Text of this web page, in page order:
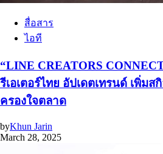
สื่อสาร
ไอที
“LINE CREATORS
รีเอเตอร์ไทย อัปเดตเทรนด์ เพิ่ม
ครองใจตลาด
byKhun Jarin
March 28, 2025